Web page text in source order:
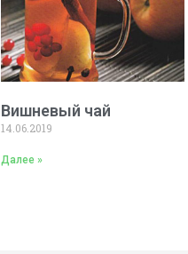
Вишневый чай
14.06.2019
Далее »